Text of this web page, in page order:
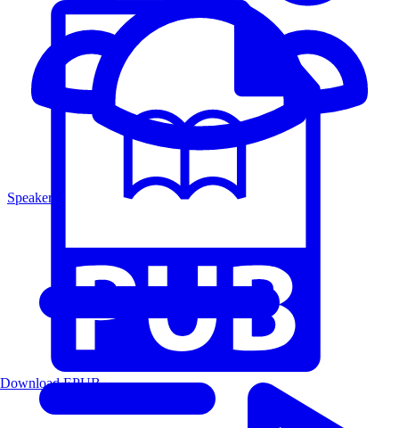
Speakers
Download EPUB